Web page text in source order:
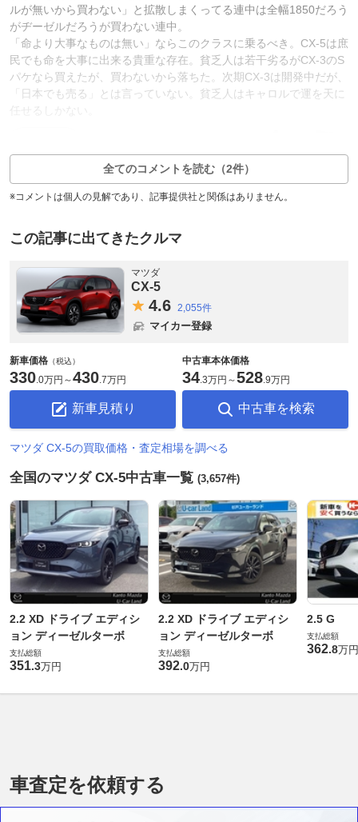
ルが無いから買わない」と拡散しまくってる連中は全幅1850だろう
がヂーゼルだろうが買わない連中。
「命より大事なものは無い」ならこのクラスに乗るべき。CX-5は庶
民でも命を大事に出来る貴重な存在。貧乏人は若干劣るがCX-3のS
パケなら買えたが、買わないから落ちた。次期CX-3は開発中だが、
「日本でも売る」とは言っていない。貧乏人はキャロルで運を天に
全てのコメントを読む（2件）
※コメントは個人の見解であり、記事提供社と関係はありません。
この記事に出てきたクルマ
マツダ
CX-5
4.6 2,055件
マイカー登録
新車価格 （税込）
330.0万円 ～430.7万円
新車見積り
中古車本体価格
34.3万円 ～528.9万円
中古車を検索
マツダ CX-5の買取価格・査定相場を調べる
全国のマツダ CX-5中古車一覧 (3,657件)
2.2 XD ドライブ エディシ
ョン ディーゼルターボ
支払総額
351.3万円
2.2 XD ドライブ エディシ
ョン ディーゼルターボ
支払総額
392.0万円
2.5 G
支払総額
362.8万円
車査定を依頼する